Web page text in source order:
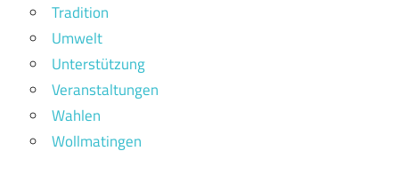
Tradition
Umwelt
Unterstützung
Veranstaltungen
Wahlen
Wollmatingen